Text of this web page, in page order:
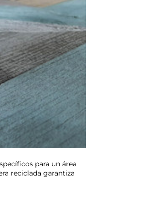
para un área
reciclada garantiza